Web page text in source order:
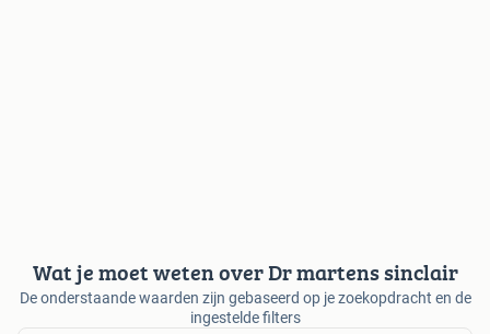
Wat je moet weten over Dr martens sinclair
De onderstaande waarden zijn gebaseerd op je zoekopdracht en de
ingestelde filters